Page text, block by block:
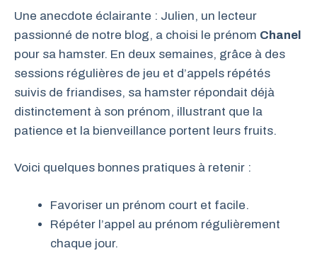
Une anecdote éclairante : Julien, un lecteur
passionné de notre blog, a choisi le prénom Chanel
pour sa hamster. En deux semaines, grâce à des
sessions régulières de jeu et d’appels répétés
suivis de friandises, sa hamster répondait déjà
distinctement à son prénom, illustrant que la
patience et la bienveillance portent leurs fruits.
Voici quelques bonnes pratiques à retenir :
Favoriser un prénom court et facile.
Répéter l’appel au prénom régulièrement
chaque jour.